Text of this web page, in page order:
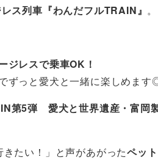
ス列車『わんだフルTRAIN』 。
ジレスで乗車OK！
ずっと愛犬と一緒に楽しめま
第5弾 愛犬と世界遺産・富岡
たい！」と声があがったペッ